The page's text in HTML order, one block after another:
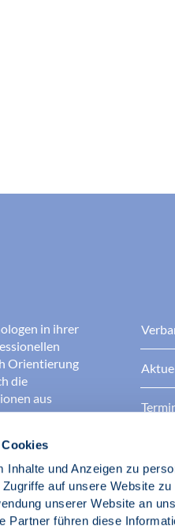
Inhalte und Anzeigen zu
auf unsere Website
unserer Website an
Partner führen diese
in ihrer
Orientierung
die
aus
dafür, dass
Ansehen aller
und
Gesellschaft.